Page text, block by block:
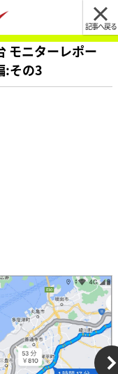
記事へ戻る
モニターレポー
:その3